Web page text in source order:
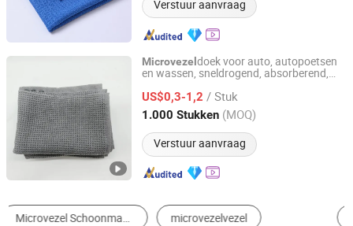
Verstuur aanvraag
Microvezel doek voor auto, autopoetsen
en wassen, sneldrogend, absorberend,
US$0,3-1,2 / Stuk
1.000 Stukken (MOQ)
Verstuur aanvraag
Shijiazhuang Dingrui Textiles Products Co., Ltd.
Hebei, China Sinds 2025
Synthetisch Leder